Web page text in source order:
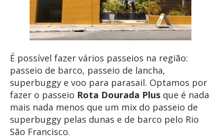
É possível fazer vários passeios na região:
passeio de barco, passeio de lancha,
superbuggy e voo para parasail. Optamos por
fazer o passeio Rota Dourada Plus que é nada
mais nada menos que um mix do passeio de
superbuggy pelas dunas e de barco pelo Rio
São Francisco.